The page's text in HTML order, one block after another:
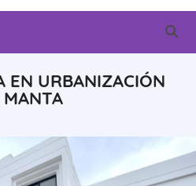
EN URBANIZACIÓN